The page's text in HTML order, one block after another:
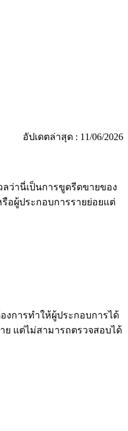
อัปเดตล่าสุด : 11/06/2026
ว่านี่เป็นการขูดรีดขายของ
อผู้ประกอบการรายย่อยแต่
การทำให้ผู้ประกอบการได้
ย แต่ไม่สามารถตรวจสอบได้